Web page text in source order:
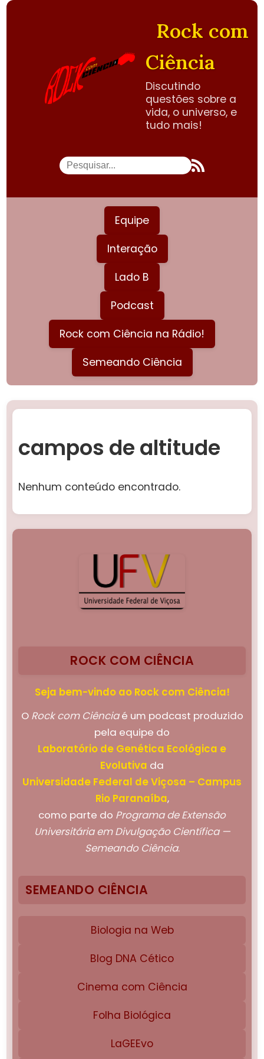
Rock com
Ciência
Discutindo
questões sobre a
vida, o universo, e
tudo mais!
Equipe
Interação
Lado B
Podcast
Rock com Ciência na Rádio!
Semeando Ciência
campos de altitude
Nenhum conteúdo encontrado.
ROCK COM CIÊNCIA
Seja bem-vindo ao Rock com Ciência!
O Rock com Ciênciaé um podcast produzido
pela equipe do
Laboratório de Genética Ecológica e
Evolutiva da
Universidade Federal de Viçosa – Campus
Rio Paranaíba,
como parte do Programa de Extensão
Universitária em Divulgação Científica —
Semeando Ciência.
SEMEANDO CIÊNCIA
Biologia na Web
Blog DNA Cético
Cinema com Ciência
Folha Biológica
LaGEEvo